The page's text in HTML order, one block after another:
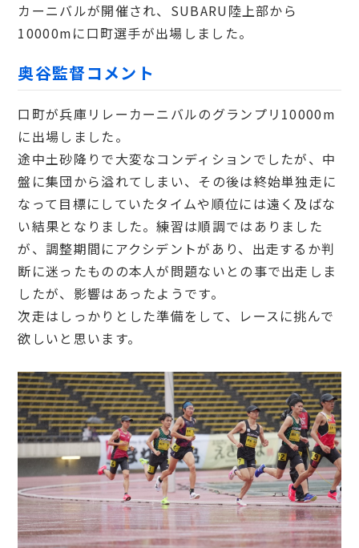
カーニバルが開催され、SUBARU陸上部から
10000mに口町選手が出場しました。
奥谷監督コメント
口町が兵庫リレーカーニバルのグランプリ10000m
に出場しました。
途中土砂降りで大変なコンディションでしたが、中
盤に集団から溢れてしまい、その後は終始単独走に
なって目標にしていたタイムや順位には遠く及ばな
い結果となりました。練習は順調ではありました
が、調整期間にアクシデントがあり、出走するか判
断に迷ったものの本人が問題ないとの事で出走しま
したが、影響はあったようです。
次走はしっかりとした準備をして、レースに挑んで
欲しいと思います。